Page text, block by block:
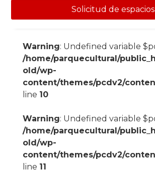
Solicitud de espacios
Warning: Undefined variable
/home/parquecultural/
old/wp-
content/themes/pcdv2/
line 10
Warning: Undefined variable
/home/parquecultural/
old/wp-
content/themes/pcdv2/
line 11